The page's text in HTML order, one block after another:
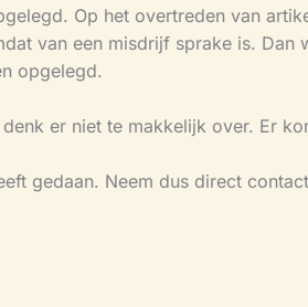
Op het overtreden van
van een misdrijf sprake is. Dan
opgelegd.
er niet te makkelijk over. Er
gedaan. Neem dus direct